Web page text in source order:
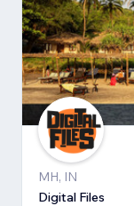
MH, IN
Digital Files